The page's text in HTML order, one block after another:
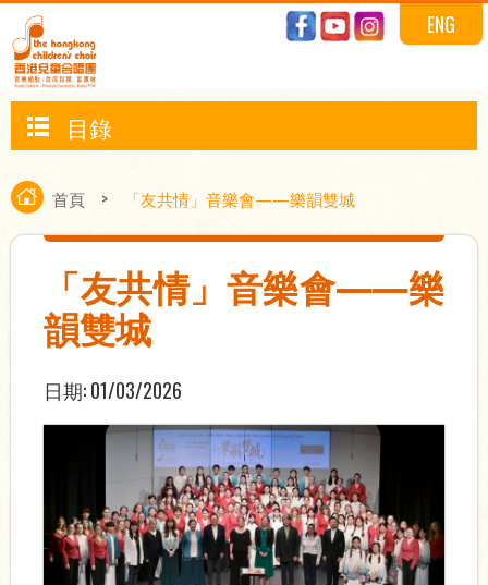
ENG
目錄
首頁 > 「友共情」音樂會——樂韻雙城
「友共情」音樂會——樂
韻雙城
日期:01/03/2026